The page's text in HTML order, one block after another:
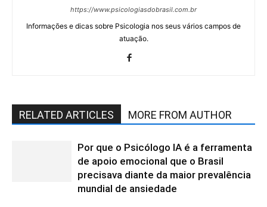
https://www.psicologiasdobrasil.com.br
Informações e dicas sobre Psicologia nos seus vários campos de
atuação.
RELATED ARTICLES MORE FROM AUTHOR
Por que o Psicólogo IA é a ferramenta
de apoio emocional que o Brasil
precisava diante da maior prevalência
mundial de ansiedade